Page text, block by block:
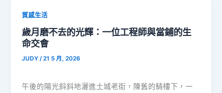
質感生活
歲月磨不去的光輝：一位工程師與當鋪的生
命交會
JUDY /21 5 月, 2026
午後的陽光斜斜地灑進土城老街，陳舊的騎樓下，一